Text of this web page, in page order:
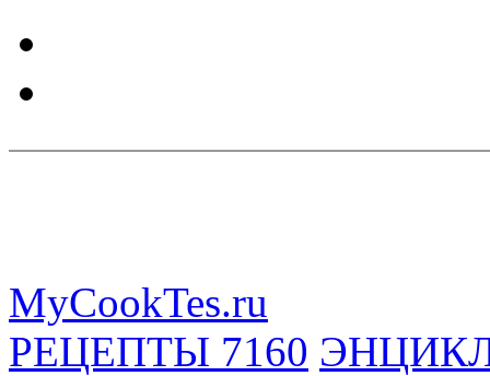
MyCookTes.ru
РЕЦЕПТЫ 7160